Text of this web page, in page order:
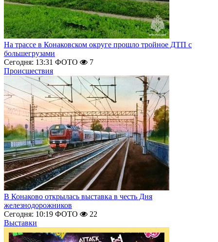
На трассе в Конаковском округе прошло тройное ДТП с
большегрузами
Сегодня: 13:31 ФОТО
7
Происшествия
В Конаково открылась выставка в честь Дня
железнодорожников
Сегодня: 10:19 ФОТО
22
Выставки